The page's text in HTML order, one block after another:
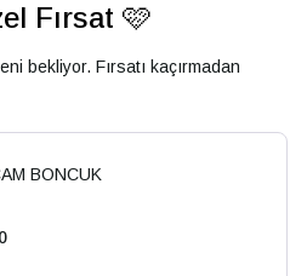
Fırsat 🩷
bekliyor. Fırsatı kaçırmadan
BONCUK